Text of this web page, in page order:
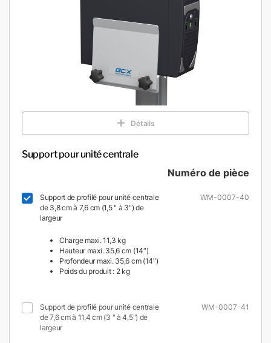
Détails
Support pour unité centrale
Numéro de pièce
Support de profilé pour unité centrale
de 3,8 cm à 7,6 cm (1,5 " à 3") de
largeur
Charge maxi. 11,3 kg
Hauteur maxi. 35,6 cm (14″)
Profondeur maxi. 35,6 cm (14″)
Poids du produit : 2 kg
WM-0007-40
Support de profilé pour unité centrale
de 7,6 cm à 11,4 cm (3 " à 4,5") de
largeur
WM-0007-41